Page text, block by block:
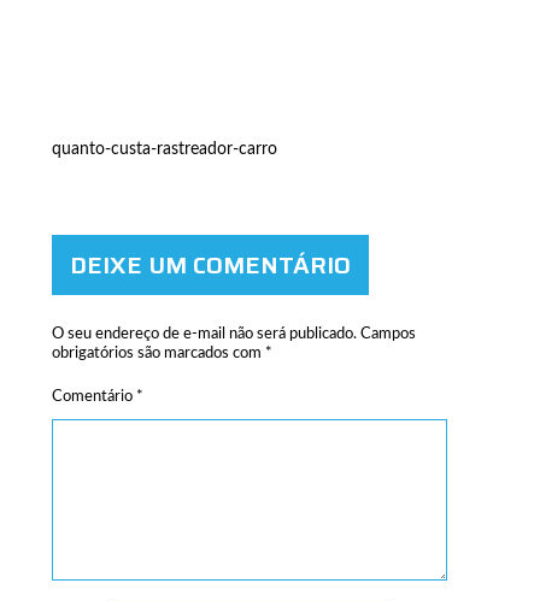
quanto-custa-rastreador-carro
DEIXE UM COMENTÁRIO
O seu endereço de e-mail não será publicado. Campos
obrigatórios são marcados com *
Comentário *